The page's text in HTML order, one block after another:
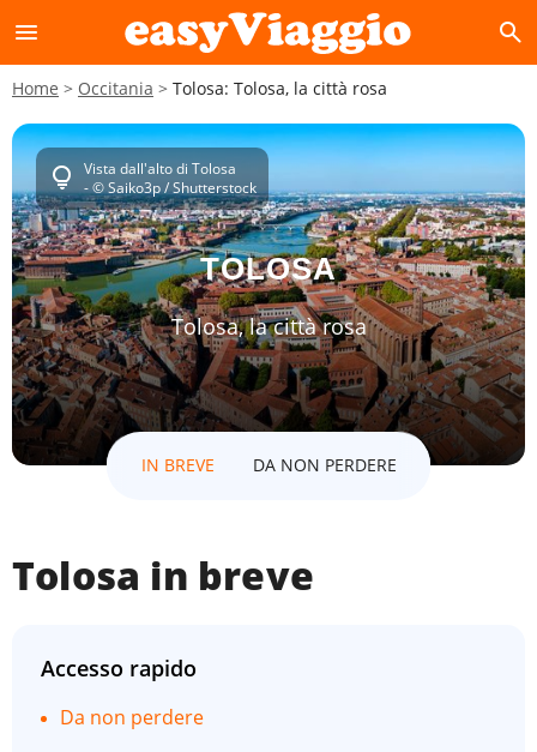
menu search
Home Occitania Tolosa: Tolosa, la città rosa
lightbulb
Vista dall'alto di Tolosa
- © Saiko3p / Shutterstock
TOLOSA
Tolosa, la città rosa
IN BREVE DA NON PERDERE
Tolosa in breve
Accesso rapido
Da non perdere